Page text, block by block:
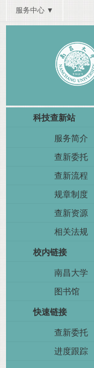
服务中心 ▼
科技查新站
服务简介
查新委托
查新流程
规章制度
查新资源
相关法规
校内链接
南昌大学
图书馆
快速链接
查新委托
进度跟踪